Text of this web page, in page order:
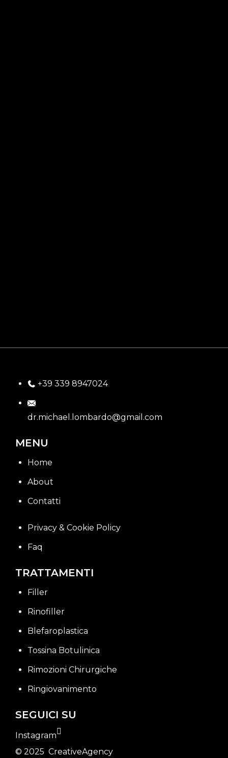
+39 339 8947024
dr.michael.lombardo@gmail.com
MENU
Home
About
Contatti
Privacy & Cookie Policy
Faq
TRATTAMENTI
Filler
Rinofiller
Blefaroplastica
Tossina Botulinica
Rimozioni Chirurgiche
Ringiovanimento
SEGUICI SU
Instagram
© 2025 CreativeAgency